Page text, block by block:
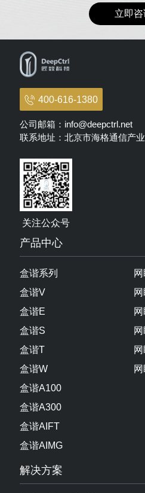
立即咨
400-616-1380
公司邮箱：info@deepctrl.net
联系地址：北京市海格通信产
关注公众号
产品中心
盒谐系列
盒谐V
盒谐E
盒谐S
盒谐T
盒谐W
盒谐A100
盒谐A300
盒谐AIFT
盒谐AIMG
解决方案